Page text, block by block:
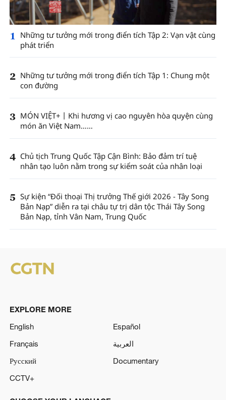
1
Những tư tưởng mới trong điển tích Tập 2: Vạn vật cùng
phát triển
2 Những tư tưởng mới trong điển tích Tập 1: Chung một
con đường
3 MÓN VIỆT+丨Khi hương vị cao nguyên hòa quyện cùng
món ăn Việt Nam……
4 Chủ tịch Trung Quốc Tập Cận Bình: Bảo đảm trí tuệ
nhân tạo luôn nằm trong sự kiểm soát của nhân loại
5 Sự kiện “Đối thoại Thị trưởng Thế giới 2026 - Tây Song
Bản Nạp” diễn ra tại châu tự trị dân tộc Thái Tây Song
Bản Nạp, tỉnh Vân Nam, Trung Quốc
EXPLORE MORE
English
Español
Français
العربية
Русский
Documentary
CCTV+